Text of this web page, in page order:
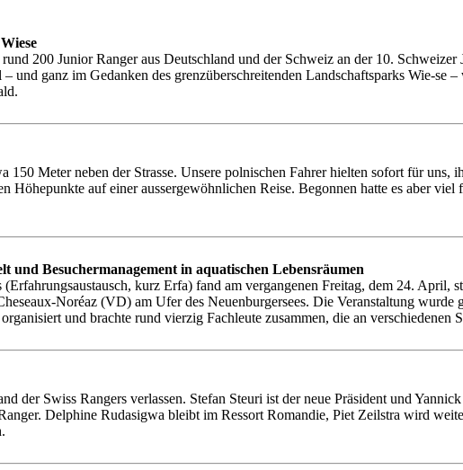
200 Junior Ranger aus Deutschland und der Schweiz an der 10.
ganz im Gedanken des grenzüberschreitenden Landschaftsparks Wie-se
Meter neben der Strasse. Unsere polnischen Fahrer hielten sofort für uns,
auf einer aussergewöhnlichen Reise. Begonnen hatte es aber viel
Besuchermanagement in aquatischen Lebensräumen
kurz Erfa) fand am vergangenen Freitag, dem 24. April,
Noréaz (VD) am Ufer des Neuenburgersees. Die Veranstaltung wurde
und brachte rund vierzig Fachleute zusammen, die an verschiedenen
der Swiss Rangers verlassen. Stefan Steuri ist der neue Präsident und
Delphine Rudasigwa bleibt im Ressort Romandie, Piet Zeilstra wird